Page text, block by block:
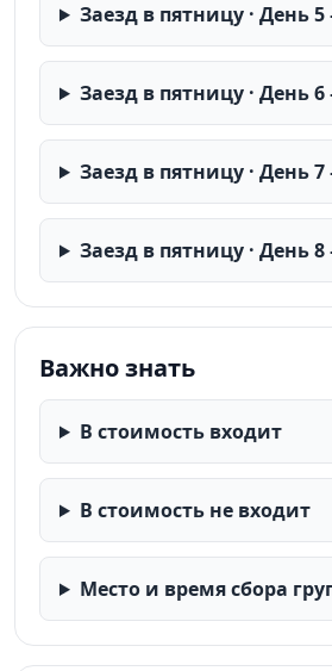
Заезд в пятницу · День
Заезд в пятницу · День
Заезд в пятницу · День
Заезд в пятницу · День
Важно знать
В стоимость входит
В стоимость не входит
Место и время сбора